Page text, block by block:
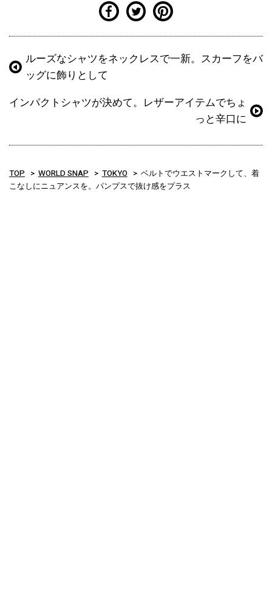
ルーズなシャツをネックレスで一新。スカーフをバ
ッグに飾りとして
インパクトシャツが決めて。レザーアイテムでちょ
っと辛口に
TOP WORLD SNAP TOKYO
ベルトでウエストマークして、着
こなしにニュアンスを。パンプスで抜け感をプラス